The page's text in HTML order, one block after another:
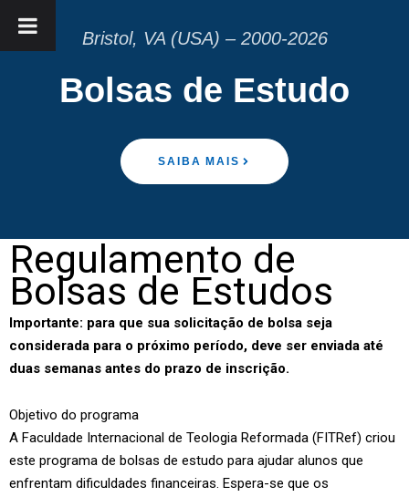
Bristol, VA (USA) – 2000-2026
Bolsas de Estudo
SAIBA MAIS
Regulamento de
Bolsas de Estudos
Importante: para que sua solicitação de bolsa seja
considerada para o próximo período, deve ser enviada até
duas semanas antes do prazo de inscrição.
Objetivo do programa
A Faculdade Internacional de Teologia Reformada (FITRef) criou
este programa de bolsas de estudo para ajudar alunos que
enfrentam dificuldades financeiras. Espera-se que os